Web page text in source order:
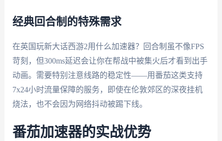
经典回合制的特殊需求
在英国玩新大话西游2用什么加速器？回合制虽不像FPS
苛刻，但300ms延迟会让你在帮战中被集火后才看到出手
动画。需要特别注意线路的稳定性——用番茄这类支持
7x24小时流量保障的服务，即使在伦敦郊区的深夜挂机
烧法，也不会因为网络抖动被踢下线。
番茄加速器的实战优势